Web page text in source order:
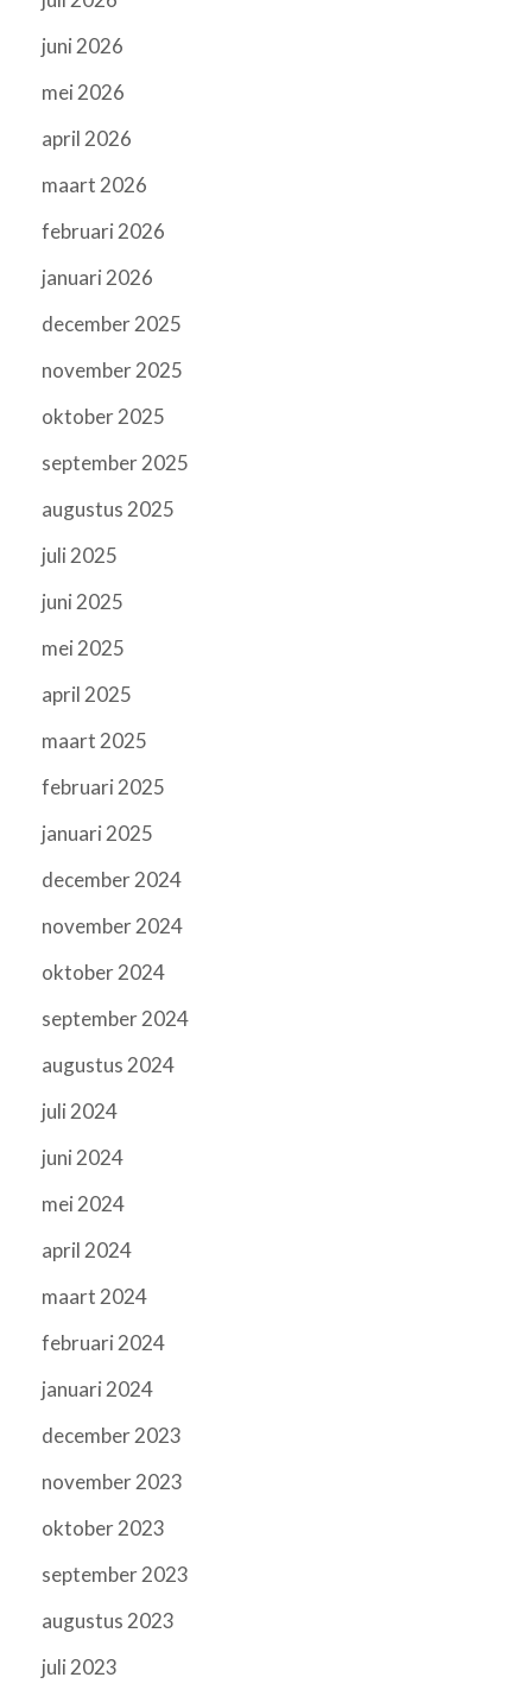
juni 2026
mei 2026
april 2026
maart 2026
februari 2026
januari 2026
december 2025
november 2025
oktober 2025
september 2025
augustus 2025
juli 2025
juni 2025
mei 2025
april 2025
maart 2025
februari 2025
januari 2025
december 2024
november 2024
oktober 2024
september 2024
augustus 2024
juli 2024
juni 2024
mei 2024
april 2024
maart 2024
februari 2024
januari 2024
december 2023
november 2023
oktober 2023
september 2023
augustus 2023
juli 2023